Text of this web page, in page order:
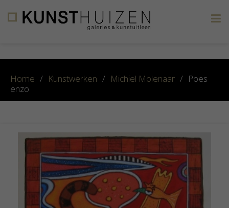
Home / Kunstwerken / Michiel Molenaar / Poes
enzo